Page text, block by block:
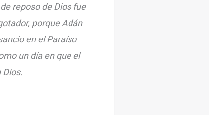
reposo de Dios fue
porque Adán
en el Paraíso
un día en que el
Dios.